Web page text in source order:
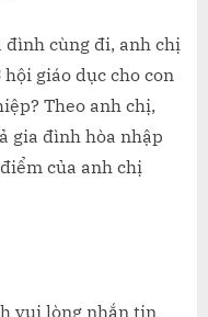
đình cùng đi, anh chị
giáo dục cho con
Theo anh chị,
gia đình hòa nhập
của anh chị
vui lòng nhắn tin